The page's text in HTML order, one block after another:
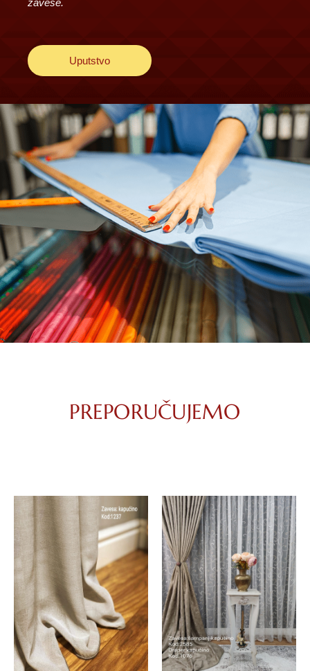
zavese.
Uputstvo
PREPORUČUJEMO